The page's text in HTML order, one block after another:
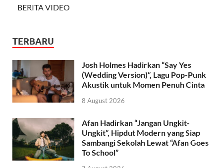
BERITA VIDEO
TERBARU
Josh Holmes Hadirkan “Say Yes
(Wedding Version)”, Lagu Pop-Punk
Akustik untuk Momen Penuh Cinta
8 August 2026
Afan Hadirkan “Jangan Ungkit-
Ungkit”, Hipdut Modern yang Siap
Sambangi Sekolah Lewat “Afan Goes
To School”